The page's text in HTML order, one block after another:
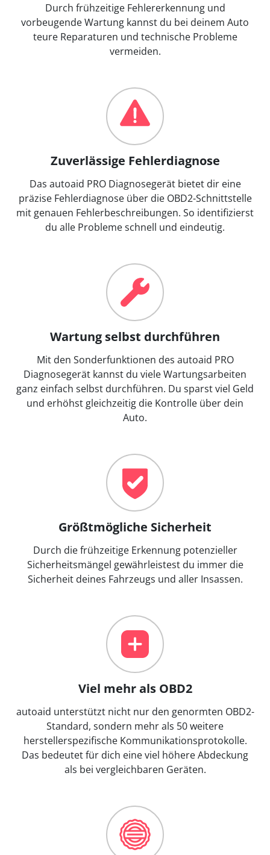
Durch frühzeitige Fehlererkennung und
vorbeugende Wartung kannst du bei deinem Auto
teure Reparaturen und technische Probleme
vermeiden.
Zuverlässige Fehlerdiagnose
Das autoaid PRO Diagnosegerät bietet dir eine
präzise Fehlerdiagnose über die OBD2-Schnittstelle
mit genauen Fehlerbeschreibungen. So identifizierst
du alle Probleme schnell und eindeutig.
Wartung selbst durchführen
Mit den Sonderfunktionen des autoaid PRO
Diagnosegerät kannst du viele Wartungsarbeiten
ganz einfach selbst durchführen. Du sparst viel Geld
und erhöhst gleichzeitig die Kontrolle über dein
Auto.
Größtmögliche Sicherheit
Durch die frühzeitige Erkennung potenzieller
Sicherheitsmängel gewährleistest du immer die
Sicherheit deines Fahrzeugs und aller Insassen.
Viel mehr als OBD2
autoaid unterstützt nicht nur den genormten OBD2-
Standard, sondern mehr als 50 weitere
herstellerspezifische Kommunikationsprotokolle.
Das bedeutet für dich eine viel höhere Abdeckung
als bei vergleichbaren Geräten.